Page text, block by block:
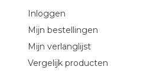
Inloggen
Mijn bestellingen
Mijn verlanglijst
Vergelijk producten